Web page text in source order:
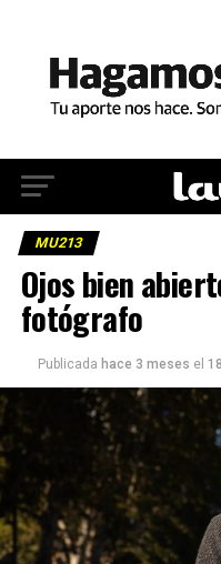
MU213
Ojos bien
fotógrafo
Publicada hace 3 meses el